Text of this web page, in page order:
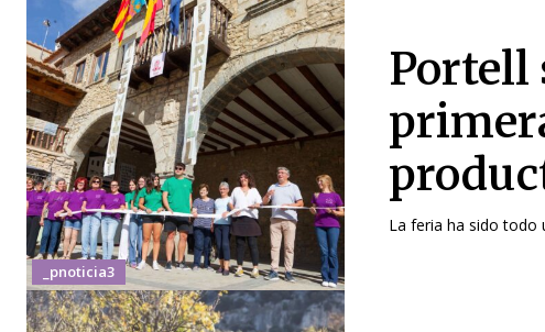
_pnoticia3
Portell
La feria ha sido todo